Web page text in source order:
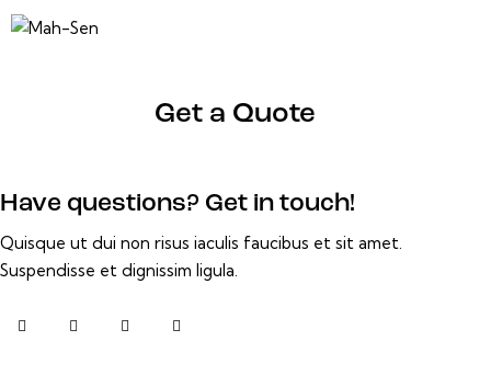
Get a Quote
Have questions? Get in touch!
Quisque ut dui non risus iaculis faucibus et sit amet.
Suspendisse et dignissim ligula.